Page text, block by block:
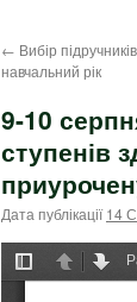
← Вибір
навчальний рік
9-10
ступенів
Дата публікації 14